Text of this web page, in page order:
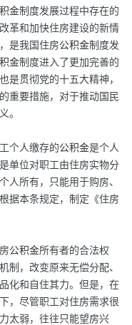
金制度发展过程中存在的
和加快住房建设的新情
是我国住房公积金制度发
金制度进入了更加完善的
是贯彻党的十五大精神，
重要措施，对于推动国民
。
个人缴存的公积金是个人
是单位对职工由住房实物分
人所有，只能用于购房、
据本条规定，制定《住房
公积金所有者的合法权
制，改变原来无偿分配、
化和自住其力。但是，在
，尽管职工对住房需求很
太弱，往往只能望房兴